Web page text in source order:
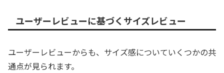
ユーザーレビューに基づくサイズレビュー
ユーザーレビューからも、サイズ感についていくつかの共
通点が見られます。